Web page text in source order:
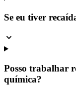
Se eu tiver
Posso trabalhar
química?